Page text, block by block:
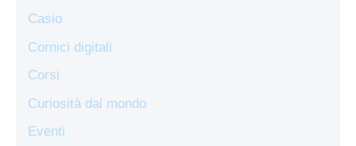
Casio
Cornici digitali
Corsi
Curiosità dal mondo
Eventi